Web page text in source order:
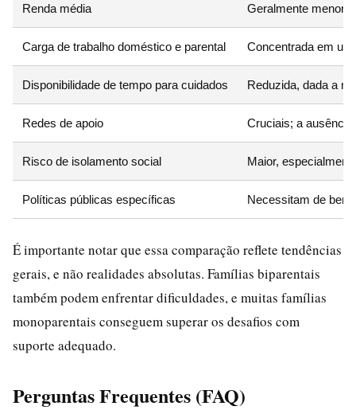
Renda média Geralmente menor,
Carga de trabalho doméstico e parental Concentrada em
Disponibilidade de tempo para cuidados Reduzida, dada a
Redes de apoio Cruciais; a
Risco de isolamento social Maior,
Políticas públicas específicas Necessitam de
É importante notar que essa comparação reflete tendências
gerais, e não realidades absolutas. Famílias biparentais
também podem enfrentar dificuldades, e muitas famílias
monoparentais conseguem superar os desafios com
suporte adequado.
Perguntas Frequentes (FAQ)